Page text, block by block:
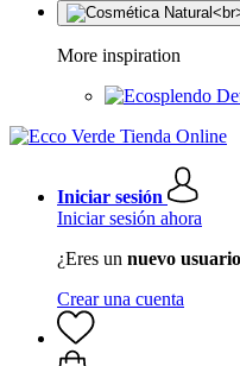
More inspiration
Iniciar sesión
Iniciar sesión ahora
¿Eres un nuevo
Crear una cuenta